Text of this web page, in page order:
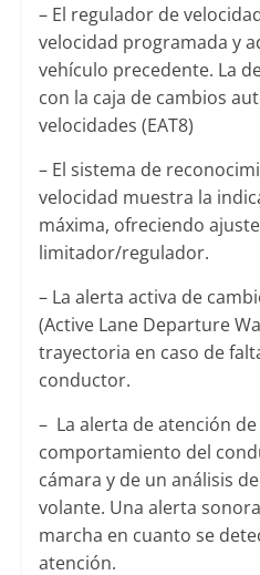
– El regulador de
velocidad programada y
vehículo precedente. La
con la caja de cambios
velocidades (EAT8)
– El sistema de
velocidad muestra la
máxima, ofreciendo
limitador/regulador.
– La alerta activa de
(Active Lane Departure
trayectoria en caso de
conductor.
– La alerta de atención
comportamiento del
cámara y de un análisis
volante. Una alerta
marcha en cuanto se
atención.